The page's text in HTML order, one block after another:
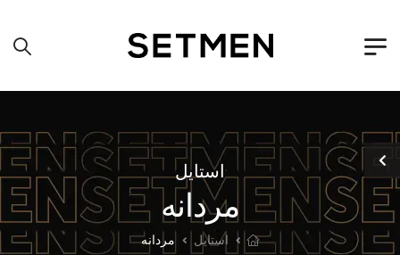
استایل
مردانه
استایل مردانه